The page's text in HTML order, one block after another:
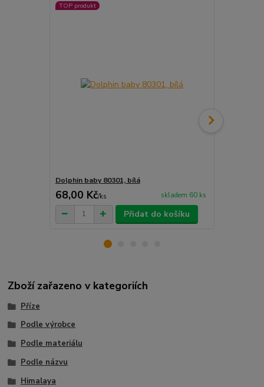
TOP produkt
Dolphin baby 80301, bílá
68,00 Kč/ks skladem 60 ks
Přidat do košíku
Zboží zařazeno v kategoriích
Příze
Podle výrobce
Podle materiálu
Podle názvu
Himalaya